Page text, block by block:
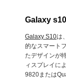
Galaxy s10
Galaxy S10は
的なスマート
たデザインが
ィスプレイに
9820または